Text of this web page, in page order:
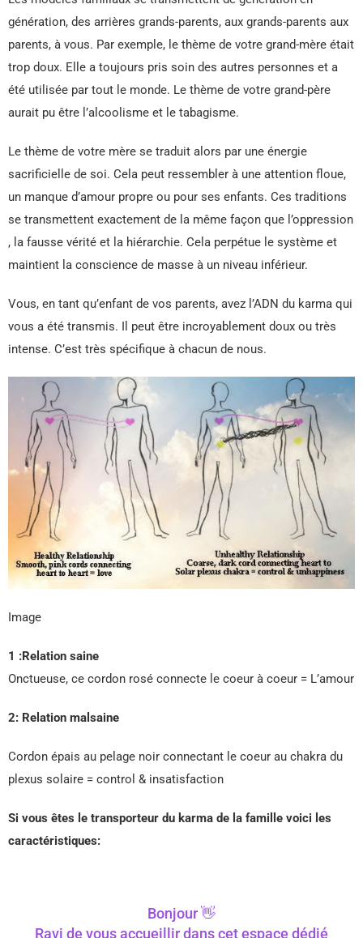
génération, des arrières grands-parents, aux grands-parents aux
parents, à vous. Par exemple, le thème de votre grand-mère était
trop doux. Elle a toujours pris soin des autres personnes et a
été utilisée par tout le monde. Le thème de votre grand-père
aurait pu être l’alcoolisme et le tabagisme.
Le thème de votre mère se traduit alors par une énergie
sacrificielle de soi. Cela peut ressembler à une attention floue,
un manque d’amour propre ou pour ses enfants. Ces traditions
se transmettent exactement de la même façon que l’oppression
, la fausse vérité et la hiérarchie. Cela perpétue le système et
maintient la conscience de masse à un niveau inférieur.
Vous, en tant qu’enfant de vos parents, avez l’ADN du karma qui
vous a été transmis. Il peut être incroyablement doux ou très
intense. C’est très spécifique à chacun de nous.
Image
1 :Relation saine
Onctueuse, ce cordon rosé connecte le coeur à coeur = L’amour
2: Relation malsaine
Cordon épais au pelage noir connectant le coeur au chakra du
plexus solaire = control & insatisfaction
Si vous êtes le transporteur du karma de la famille voici les
caractéristiques:
Bonjour 👋
Ravi de vous accueillir dans cet espace dédié